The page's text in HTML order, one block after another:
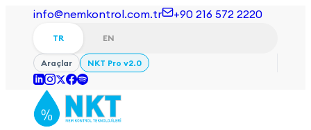
info@nemkontrol.com.tr +90 216 572 2220
TR EN
Araçlar NKT Pro v2.0